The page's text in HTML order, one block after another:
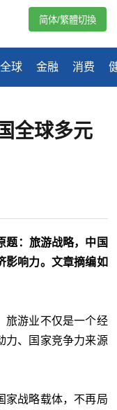
全球 金融 消费
简体/繁體切換
全球多元
：旅游战略，中国
影响力。文章摘编如
旅游业不仅是一个经
力、国家竞争力来源
家战略载体，不再局